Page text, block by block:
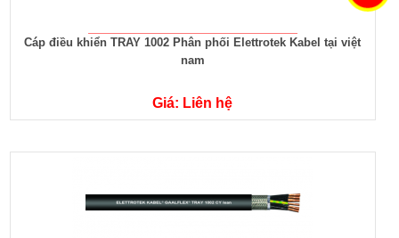
Cáp điều khiển TRAY 1002 Phân phối Elettrotek Kabel tại việt
nam
Giá: Liên hệ